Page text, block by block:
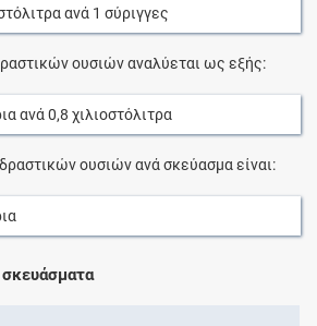
ανά 1 σύριγγες
ουσιών αναλύεται ως εξής:
ανά0,8 χιλιοστόλιτρα
ουσιών ανά σκεύασμα είναι: